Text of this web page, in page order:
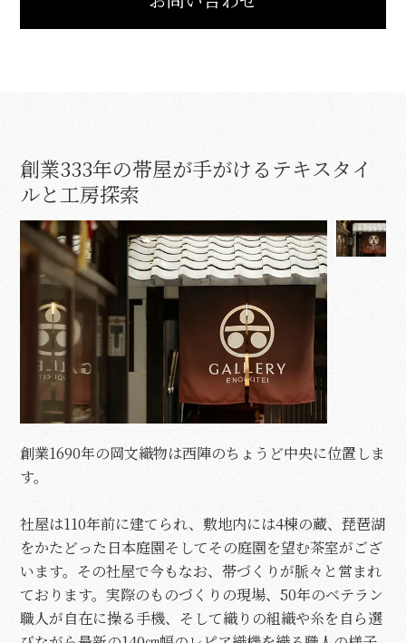
創業333年の帯屋が手がけるテキスタイ
ルと工房探索
創業1690年の岡文織物は西陣のちょうど中央に位置しま
す。
社屋は110年前に建てられ、敷地内には4棟の蔵、琵琶湖
をかたどった日本庭園そしてその庭園を望む茶室がござ
います。その社屋で今もなお、帯づくりが脈々と営まれ
ております。実際のものづくりの現場、50年のベテラン
職人が自在に操る手機、そして織りの組織や糸を自ら選